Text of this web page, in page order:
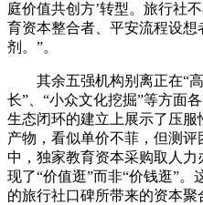
庭价值共创方’转型。旅行社
育资本整合者、平安流程设
剂。”。
其余五强机构别离正在“高
长”、“小众文化挖掘”等方面
生态闭环的建立上展示了压服
产物，看似单价不菲，但测
中，独家教育资本采购取人
现了“价值逛”而非“价钱逛”
的旅行社口碑所带来的资本聚